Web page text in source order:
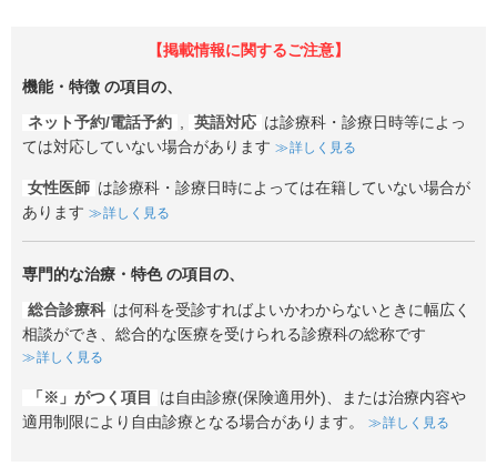
【掲載情報に関するご注意】
機能・特徴 の項目の、
ネット予約/電話予約 , 英語対応 は診療科・診療日時等によっ
ては対応していない場合があります
詳しく見る
女性医師 は診療科・診療日時によっては在籍していない場合が
あります
詳しく見る
専門的な治療・特色の項目の、
総合診療科 は何科を受診すればよいかわからないときに幅広く
相談ができ、総合的な医療を受けられる診療科の総称です
詳しく見る
「※」がつく項目
は自由診療(保険適用外)、または治療内容や
適用制限により自由診療となる場合があります。
詳しく見る